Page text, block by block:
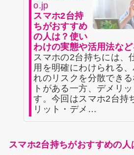
o.jp
スマホ2台持
ちがおすすめ
の人は？使い
わけの実態や活用法な
スマホの2台持ちには、
用を明確にわけられる
れのリスクを分散でき
トがある一方、デメリ
す。今回はスマホ2台持
リット・デメ…
スマホ2台持ちがおすすめの